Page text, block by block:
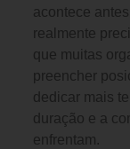
acontece
realmente
que muitas
preencher
dedicar mais
duração e a
enfrentam.